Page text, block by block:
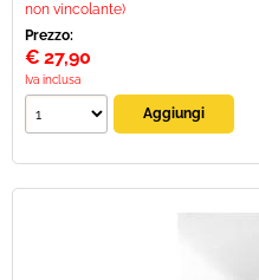
non vincolante)
Prezzo:
€ 27,90
Iva inclusa